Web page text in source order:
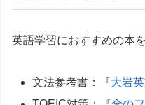
英語学習におすすめの本
文法参考書：『大岩